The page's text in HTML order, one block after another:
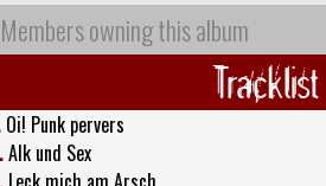
Members owning this album
Tracklist
Oi! Punk pervers
Alk und Sex